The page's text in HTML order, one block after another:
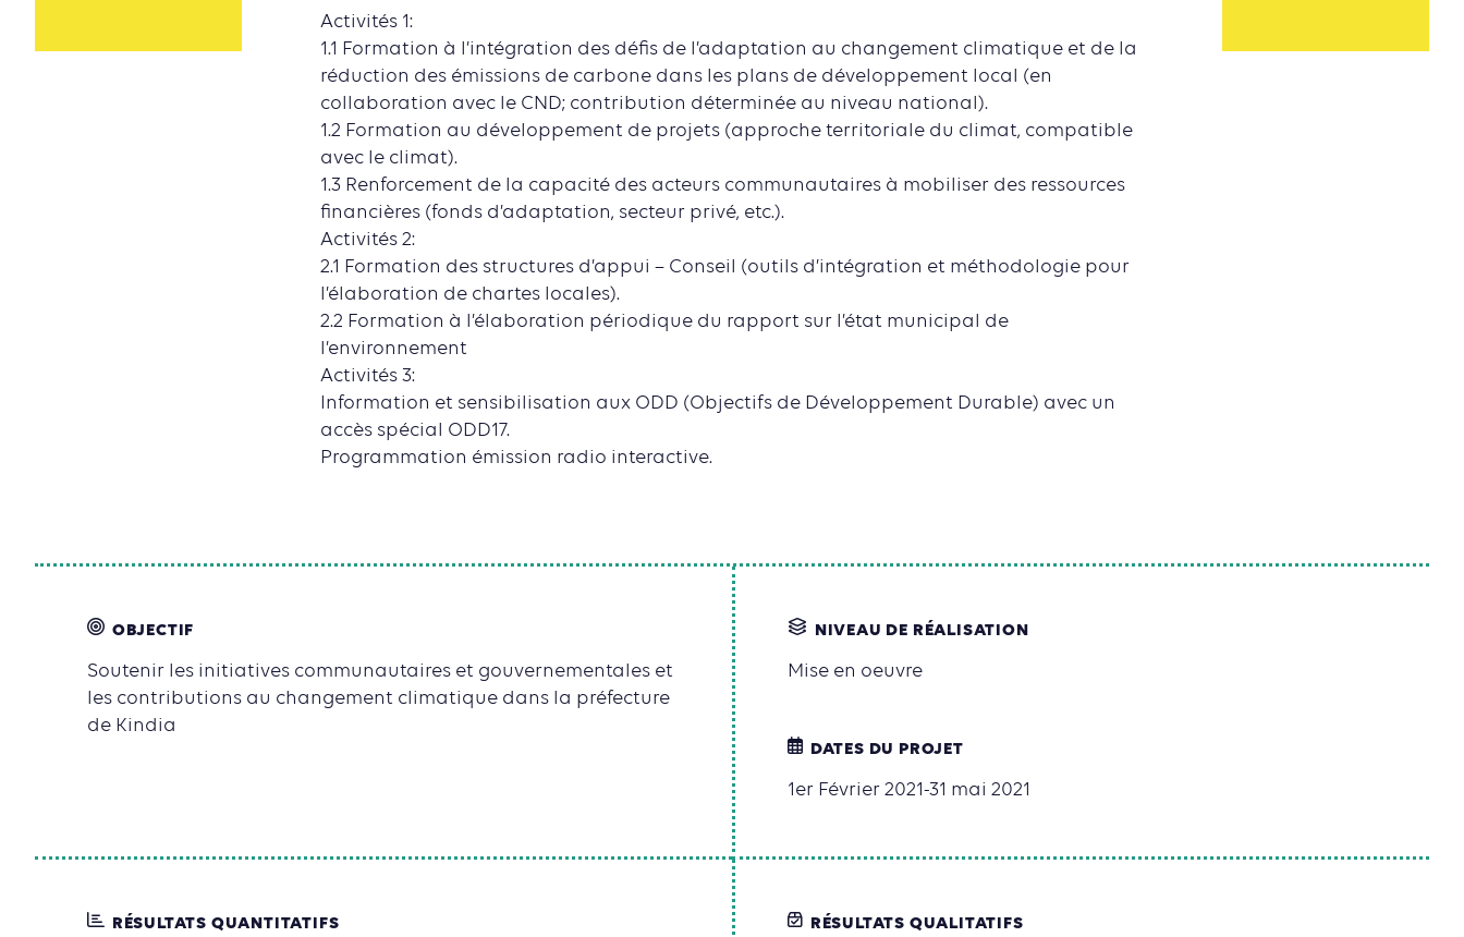
Activités 1:
1.1 Formation à l’intégration des défis de l’adaptation au changement climatique et de la
réduction des émissions de carbone dans les plans de développement local (en
collaboration avec le CND; contribution déterminée au niveau national).
1.2 Formation au développement de projets (approche territoriale du climat, compatible
avec le climat).
1.3 Renforcement de la capacité des acteurs communautaires à mobiliser des ressources
financières (fonds d’adaptation, secteur privé, etc.).
Activités 2:
2.1 Formation des structures d’appui – Conseil (outils d’intégration et méthodologie pour
l’élaboration de chartes locales).
2.2 Formation à l’élaboration périodique du rapport sur l’état municipal de
l’environnement
Activités 3:
Information et sensibilisation aux ODD (Objectifs de Développement Durable) avec un
accès spécial ODD17.
Programmation émission radio interactive.
OBJECTIF
Soutenir les initiatives communautaires et gouvernementales et
les contributions au changement climatique dans la préfecture
de Kindia
NIVEAU DE RÉALISATION
Mise en oeuvre
DATES DU PROJET
1er Février 2021-31 mai 2021
RÉSULTATS QUANTITATIFS RÉSULTATS QUALITATIFS